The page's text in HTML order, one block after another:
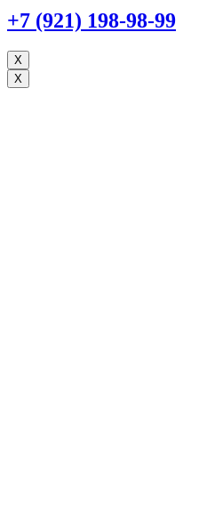
+7 (921) 198-98-99
X
X